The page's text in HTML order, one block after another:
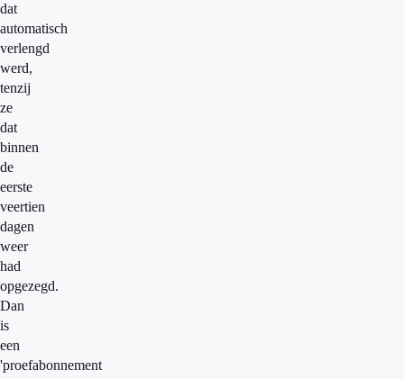
dat
automatisch
verlengd
werd,
tenzij
ze
dat
binnen
de
eerste
veertien
dagen
weer
had
opgezegd.
Dan
is
een
'proefabonnement